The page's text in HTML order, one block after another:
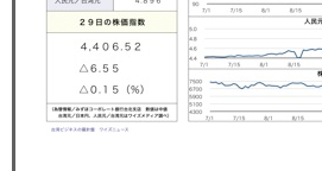
ＩＴ
飲食店情報